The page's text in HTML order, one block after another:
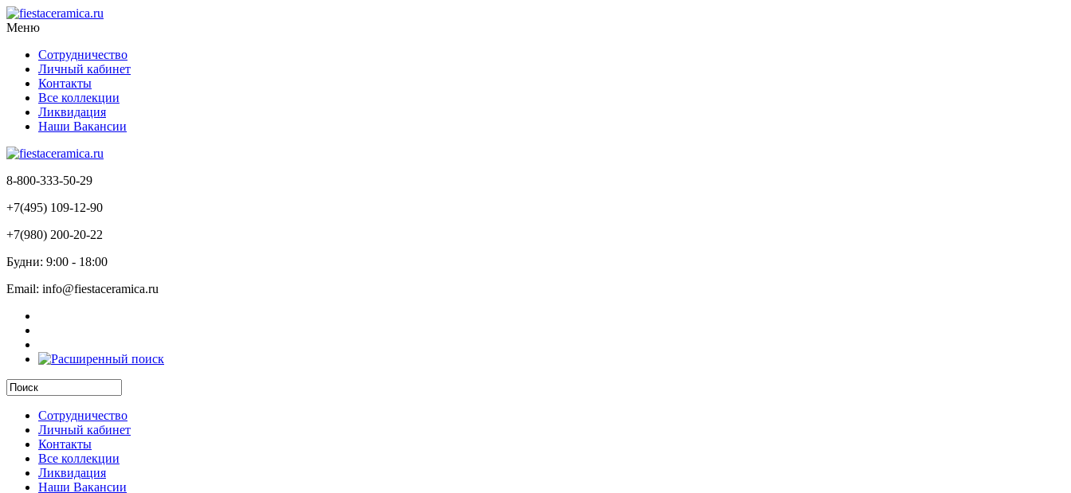
Меню
Сотрудничество
Личный кабинет
Контакты
Все коллекции
Ликвидация
Наши Вакансии
8-800-333-50-29
+7(495) 109-12-90
+7(980) 200-20-22
Будни: 9:00 - 18:00
Email: info@fiestaceramica.ru
Сотрудничество
Личный кабинет
Контакты
Все коллекции
Ликвидация
Наши Вакансии